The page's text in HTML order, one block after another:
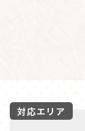
対応エリア